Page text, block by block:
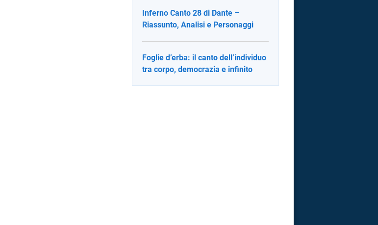
Inferno Canto 28 di Dante –
Riassunto, Analisi e Personaggi
Foglie d’erba: il canto dell’individuo
tra corpo, democrazia e infinito